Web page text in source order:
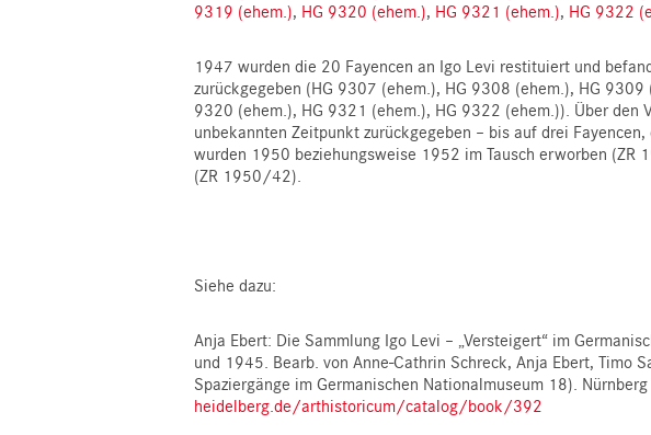
9319 (ehem.), HG 9320 (ehem.), HG 9321 (ehem.), HG 9322
1947 wurden die 20 Fayencen an Igo Levi restituiert und
zurückgegeben (HG 9307 (ehem.), HG 9308 (ehem.), HG
9320 (ehem.), HG 9321 (ehem.), HG 9322 (ehem.)). Über den
unbekannten Zeitpunkt zurückgegeben – bis auf drei
wurden 1950 beziehungsweise 1952 im Tausch erworben
(ZR 1950/42).
Siehe dazu:
Anja Ebert: Die Sammlung Igo Levi – „Versteigert“ im
und 1945. Bearb. von Anne-Cathrin Schreck, Anja Ebert, Timo
Spaziergänge im Germanischen Nationalmuseum 18).
heidelberg.de/arthistoricum/catalog/book/392